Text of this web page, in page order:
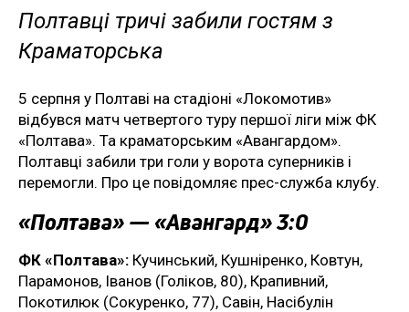
Полтавці тричі забили гостям з
Краматорська
5 серпня у Полтаві на стадіоні «Локомотив»
відбувся матч четвертого туру першої ліги між ФК
«Полтава». Та краматорським «Авангардом».
Полтавці забили три голи у ворота суперників і
перемогли. Про це повідомляє прес-служба клубу.
«Полтава» — «Авангард» 3:0
ФК «Полтава»: Кучинський, Кушніренко, Ковтун,
Парамонов, Іванов (Голіков, 80), Крапивний,
Покотилюк (Сокуренко, 77), Савін, Насібулін